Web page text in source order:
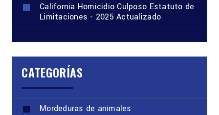
California Homicidio Culposo Estatuto de
Limitaciones - 2025 Actualizado
CATEGORÍAS
Mordeduras de animales